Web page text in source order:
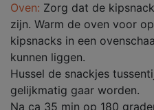
Oven: Zorg dat de
zijn. Warm de oven voor
kipsnacks in een
kunnen liggen.
Hussel de snackjes
gelijkmatig gaar worden.
Na ca 35 min op 180